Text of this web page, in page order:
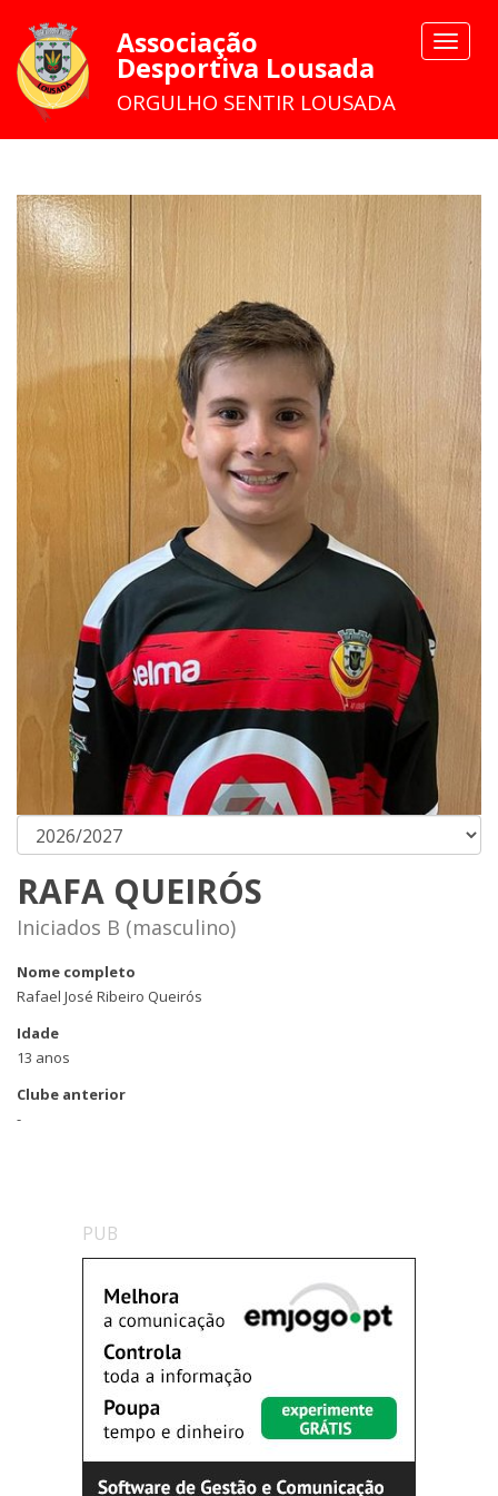
Toggle
Associação
Desportiva Lousada
ORGULHO SENTIR LOUSADA
RAFA QUEIRÓS
Iniciados B (masculino)
Nome completo
Rafael José Ribeiro Queirós
Idade
13 anos
Clube anterior
-
PUB